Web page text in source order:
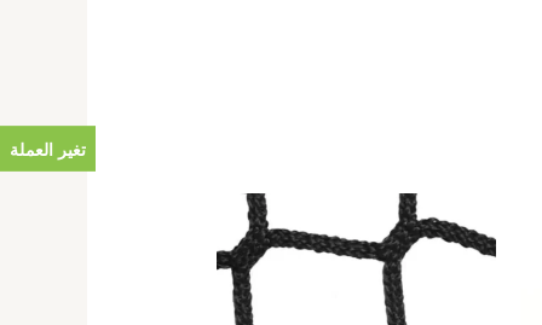
تغير العملة